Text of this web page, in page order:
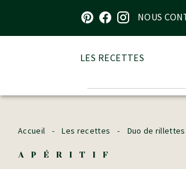
Visitez notre page sur
Visitez notre page sur
Visitez notre
NOUS
LES RECETTES
Accueil - Les recettes - Duo de
APÉRITIF